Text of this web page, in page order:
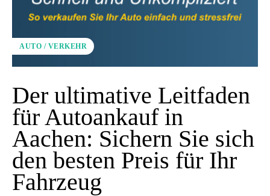
AUTO / VERKEHR
Der ultimative Leitfaden
für Autoankauf in
Aachen: Sichern Sie sich
den besten Preis für Ihr
Fahrzeug